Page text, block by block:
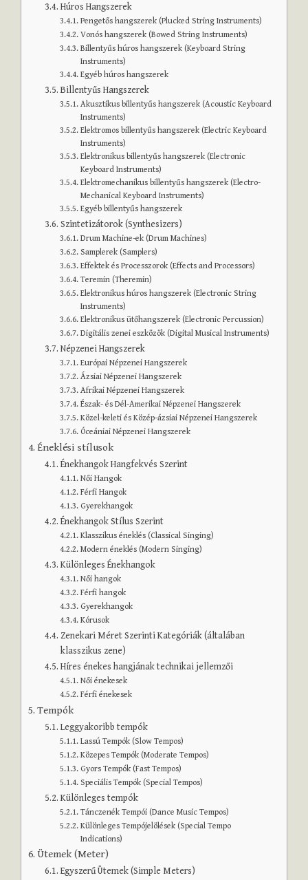
Húros Hangszerek
Pengetős hangszerek (Plucked String Instruments)
Vonós hangszerek (Bowed String Instruments)
Billentyűs húros hangszerek (Keyboard String
Instruments)
Egyéb húros hangszerek
Billentyűs Hangszerek
Akusztikus billentyűs hangszerek (Acoustic Keyboard
Instruments)
Elektromos billentyűs hangszerek (Electric Keyboard
Instruments)
Elektronikus billentyűs hangszerek (Electronic
Keyboard Instruments)
Elektromechanikus billentyűs hangszerek (Electro-
Mechanical Keyboard Instruments)
Egyéb billentyűs hangszerek
Szintetizátorok (Synthesizers)
Drum Machine-ek (Drum Machines)
Samplerek (Samplers)
Effektek és Processzorok (Effects and Processors)
Teremin (Theremin)
Elektronikus húros hangszerek (Electronic String
Instruments)
Elektronikus ütőhangszerek (Electronic Percussion)
Digitális zenei eszközök (Digital Musical Instruments)
Népzenei Hangszerek
Európai Népzenei Hangszerek
Ázsiai Népzenei Hangszerek
Afrikai Népzenei Hangszerek
Észak- és Dél-Amerikai Népzenei Hangszerek
Közel-keleti és Közép-ázsiai Népzenei Hangszerek
Óceániai Népzenei Hangszerek
Éneklési stílusok
Énekhangok Hangfekvés Szerint
Női Hangok
Férfi Hangok
Gyerekhangok
Énekhangok Stílus Szerint
Klasszikus éneklés (Classical Singing)
Modern éneklés (Modern Singing)
Különleges Énekhangok
Női hangok
Férfi hangok
Gyerekhangok
Kórusok
Zenekari Méret Szerinti Kategóriák (általában
klasszikus zene)
Híres énekes hangjának technikai jellemzői
Női énekesek
Férfi énekesek
Tempók
Leggyakoribb tempók
Lassú Tempók (Slow Tempos)
Közepes Tempók (Moderate Tempos)
Gyors Tempók (Fast Tempos)
Speciális Tempók (Special Tempos)
Különleges tempók
Tánczenék Tempói (Dance Music Tempos)
Különleges Tempójelölések (Special Tempo
Indications)
Ütemek (Meter)
Egyszerű Ütemek (Simple Meters)